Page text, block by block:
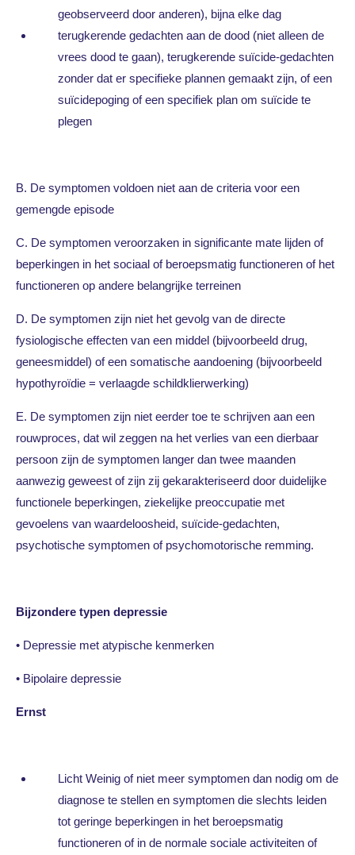
geobserveerd door anderen), bijna elke dag
terugkerende gedachten aan de dood (niet alleen de
vrees dood te gaan), terugkerende suïcide-gedachten
zonder dat er specifieke plannen gemaakt zijn, of een
suïcidepoging of een specifiek plan om suïcide te
plegen
B. De symptomen voldoen niet aan de criteria voor een
gemengde episode
C. De symptomen veroorzaken in significante mate lijden of
beperkingen in het sociaal of beroepsmatig functioneren of het
functioneren op andere belangrijke terreinen
D. De symptomen zijn niet het gevolg van de directe
fysiologische effecten van een middel (bijvoorbeeld drug,
geneesmiddel) of een somatische aandoening (bijvoorbeeld
hypothyroïdie = verlaagde schildklierwerking)
E. De symptomen zijn niet eerder toe te schrijven aan een
rouwproces, dat wil zeggen na het verlies van een dierbaar
persoon zijn de symptomen langer dan twee maanden
aanwezig geweest of zijn zij gekarakteriseerd door duidelijke
functionele beperkingen, ziekelijke preoccupatie met
gevoelens van waardeloosheid, suïcide-gedachten,
psychotische symptomen of psychomotorische remming.
Bijzondere typen depressie
• Depressie met atypische kenmerken
• Bipolaire depressie
Ernst
Licht Weinig of niet meer symptomen dan nodig om de
diagnose te stellen en symptomen die slechts leiden
tot geringe beperkingen in het beroepsmatig
functioneren of in de normale sociale activiteiten of